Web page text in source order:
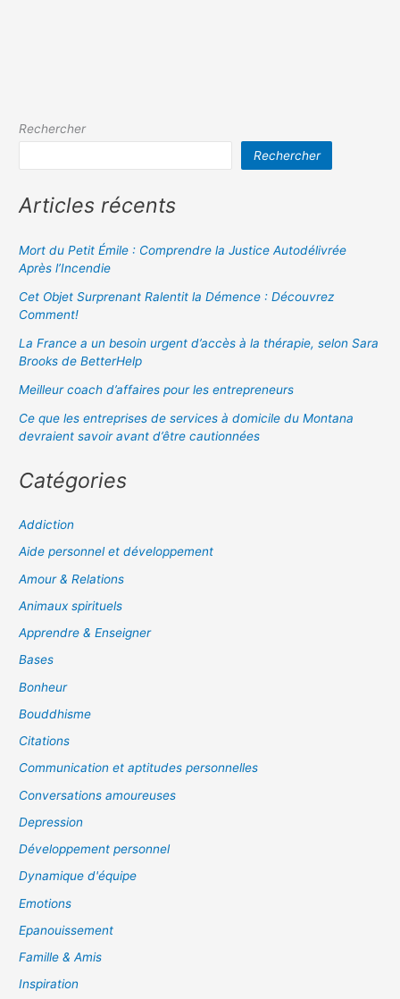
Rechercher
Rechercher
Articles récents
Mort du Petit Émile : Comprendre la Justice Autodélivrée
Après l’Incendie
Cet Objet Surprenant Ralentit la Démence : Découvrez
Comment!
La France a un besoin urgent d’accès à la thérapie, selon Sara
Brooks de BetterHelp
Meilleur coach d’affaires pour les entrepreneurs
Ce que les entreprises de services à domicile du Montana
devraient savoir avant d’être cautionnées
Catégories
Addiction
Aide personnel et développement
Amour & Relations
Animaux spirituels
Apprendre & Enseigner
Bases
Bonheur
Bouddhisme
Citations
Communication et aptitudes personnelles
Conversations amoureuses
Depression
Développement personnel
Dynamique d'équipe
Emotions
Epanouissement
Famille & Amis
Inspiration